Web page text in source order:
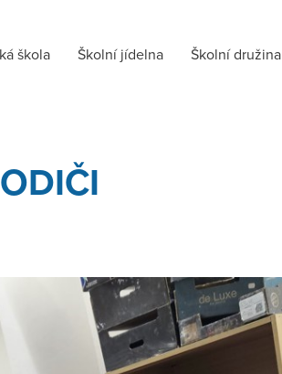
škola Školní jídelna Školní družina